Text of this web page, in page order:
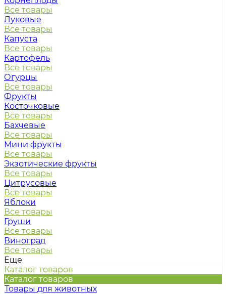
Все товары
Луковые
Все товары
Капуста
Все товары
Картофель
Все товары
Огурцы
Все товары
Фрукты
Косточковые
Все товары
Бахчевые
Все товары
Мини фрукты
Все товары
Экзотические фрукты
Все товары
Цитрусовые
Все товары
Яблоки
Все товары
Груши
Все товары
Виноград
Все товары
Еще
Каталог товаров
Каталог товаров
Товары для животных